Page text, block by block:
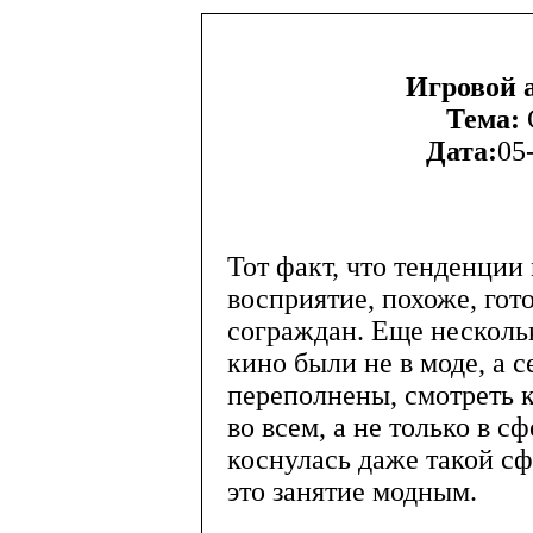
Игровой
Тема:
Дата:
Тот факт, что
восприятие, похоже,
сограждан. Еще
кино были не в моде, а
переполнены, смотреть
во всем, а не только в
коснулась даже такой
это занятие модным.